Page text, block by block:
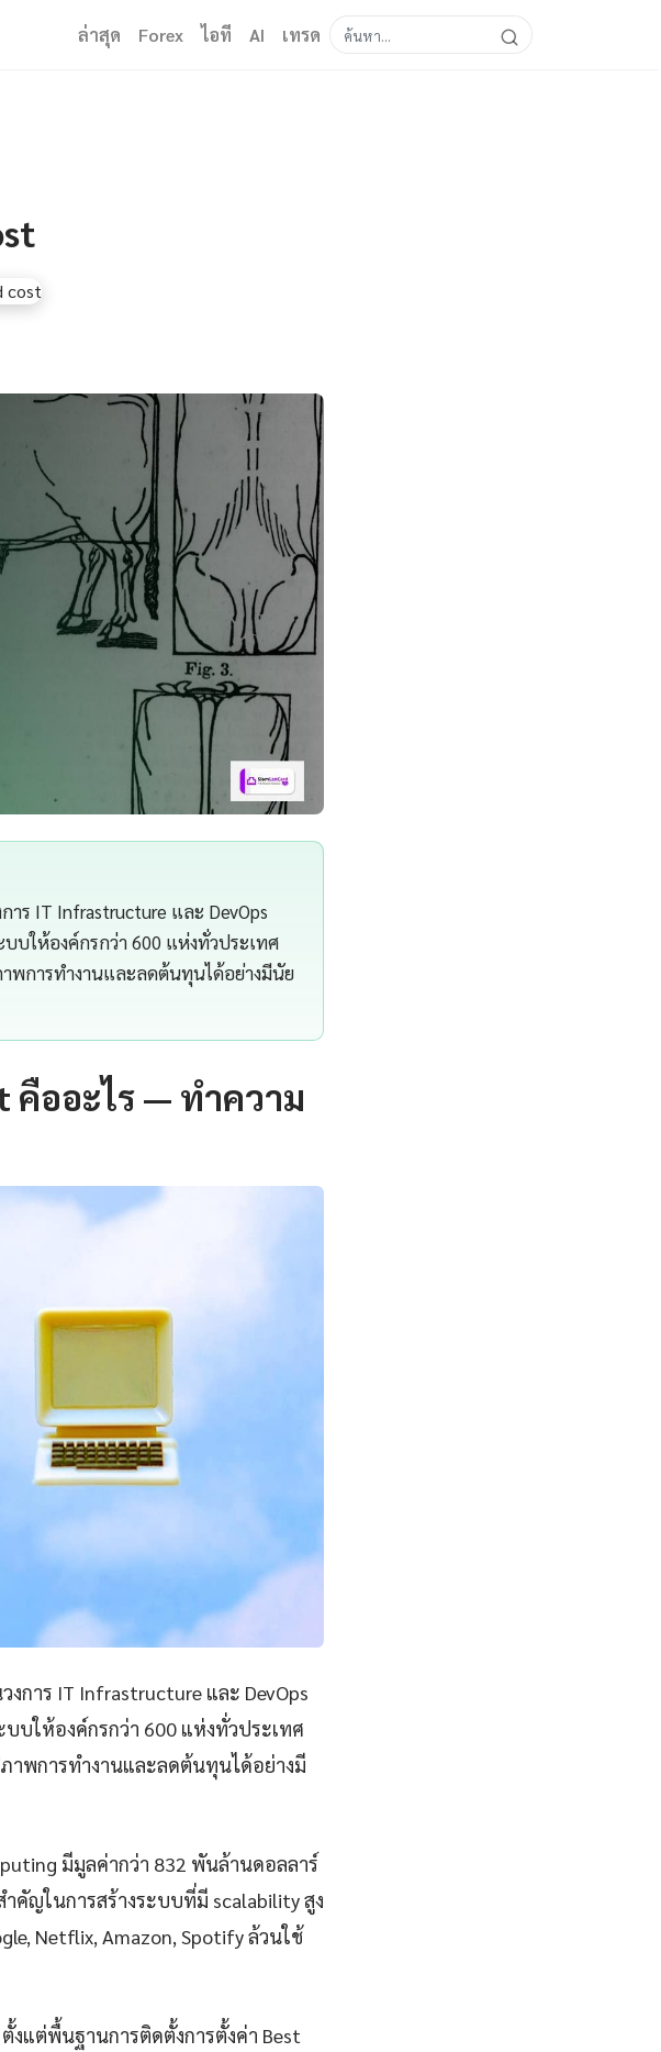
ล่าสุด Forex ไอที AI เทรด
าร IT Infrastructure และ DevOps
บให้องค์กรกว่า 600 แห่งทั่วประเทศ
าพการทำงานและลดต้นทุนได้อย่างมีนัย
คืออะไร — ทำความ
งการ IT Infrastructure และ DevOps
บให้องค์กรกว่า 600 แห่งทั่วประเทศ
ภาพการทำงานและลดต้นทุนได้อย่างมี
มีมูลค่ากว่า 832 พันล้านดอลลาร์
ำคัญในการสร้างระบบที่มี scalability สูง
Netflix, Amazon, Spotify ล้วนใช้
งแต่พื้นฐานการติดตั้งการตั้งค่า Best